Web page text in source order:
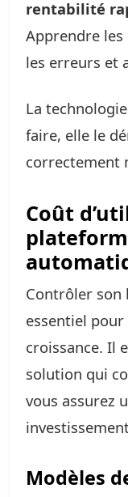
rentabilité
Apprendre
les erreurs et
La
faire, elle le
correctement
Coût
Contrôler
essentiel
croissance. Il
solution qui
vous assurez
Modèles